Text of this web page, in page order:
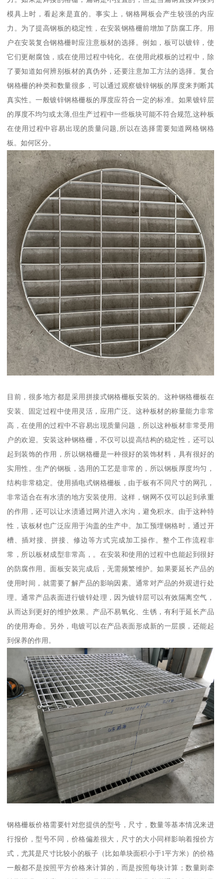
模具上时，看起来是直的。事实上，钢格网板会产生较强的内应
力。为了提高钢板的稳定性，在安装钢格栅前增加了防腐工序。用
户在安装复合钢格栅时应注意板材的选择。例如，板可以镀锌，使
它们更耐腐蚀，或在使用过程中钝化。在使用此模板的过程中，除
了要知道如何辨别板材的真伪外，还要注意加工方法的选择。复合
钢格栅的种类和数量很多，可以通过观察镀锌钢板的厚度来判断其
真实性。一般镀锌钢格栅板的厚度应符合一定的标准。如果镀锌层
的厚度不均匀或太薄,但生产过程中一些板块可能不符合规范,这种板
在使用过程中容易出现的质量问题,所以在选择需要知道网格钢格
板。如何区分。
目前，很多地方都是采用拼接式钢格栅板安装的。这种钢格栅板在
安装、固定过程中使用灵活，应用广泛。这种板材的称量能力非常
高，在使用的过程中不容易出现质量问题，所以这种板材非常受用
户的欢迎。安装这种钢格栅，不仅可以提高结构的稳定性，还可以
起到装饰的作用，所以钢格栅是一种很好的装饰材料，具有很好的
实用性。生产的钢板，选用的工艺是非常的，所以钢板厚度均匀，
结构非常稳定。使用插电式钢格栅板，由于板有不同尺寸的网孔，
非常适合在有水渍的地方安装使用。这样，钢网不仅可以起到承重
的作用，还可以让水渍通过网片进入水沟，避免积水。由于这种特
性，该板材也广泛应用于沟盖的生产中。加工预埋钢格时，通过开
槽、插对接、拼接、修边等方式完成加工操作。整个工作流程非
常，所以板材成型非常高，。在安装和使用的过程中也能起到很好
的防腐作用。面板安装完成后，无需频繁维护。如果要延长产品的
使用时间，就需要了解产品的影响因素。通常对产品的外观进行处
理。通常产品表面进行镀锌处理，因为镀锌层可以有效隔离空气，
从而达到更好的维护效果。产品不易氧化、生锈，有利于延长产品
的使用寿命。另外，电镀可以在产品表面形成新的一层膜，还能起
到保养的作用。
钢格栅板价格需要针对您提供的型号，尺寸，数量等基本情况来进
行报价，型号不同，价格偏差很大，尺寸的大小同样影响着报价方
式，尤其是尺寸比较小的板子（比如单块面积小于1平方米）的价格
一般都不是按照平方价格来计算的，而是按照每块计算；数量则牵